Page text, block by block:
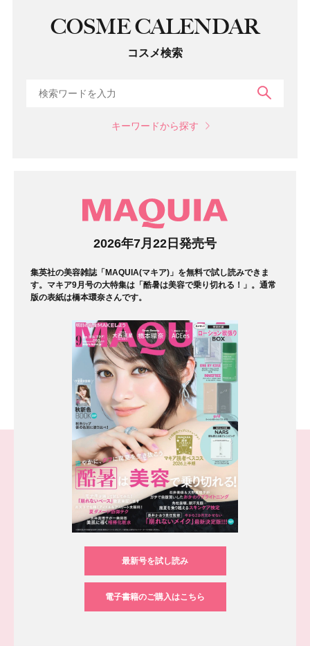
COSME CALENDAR
コスメ検索
キーワードから探す
2026年7月22日発売号
集英社の美容雑誌「MAQUIA(マキア)」を無料で試し読みできま
す。マキア9月号の大特集は「酷暑は美容で乗り切れる！」。通常
版の表紙は橋本環奈さんです。
最新号を試し読み
電子書籍のご購入はこちら